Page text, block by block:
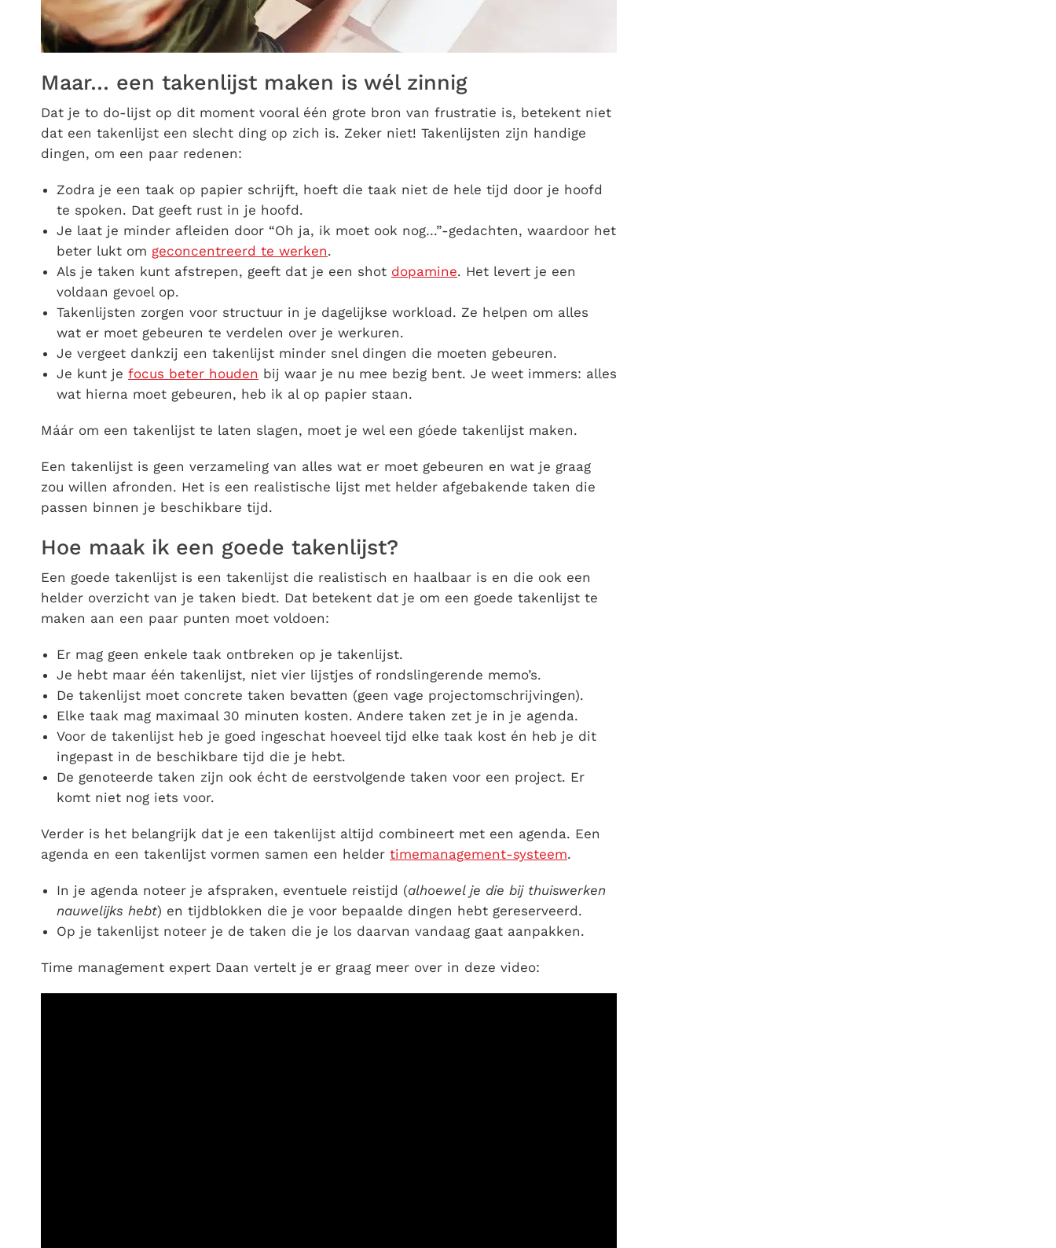
Maar… een takenlijst maken is wél zinnig
Dat je to do-lijst op dit moment vooral één grote bron van frustratie is, betekent niet
dat een takenlijst een slecht ding op zich is. Zeker niet! Takenlijsten zijn handige
dingen, om een paar redenen:
Zodra je een taak op papier schrijft, hoeft die taak niet de hele tijd door je hoofd
te spoken. Dat geeft rust in je hoofd.
Je laat je minder afleiden door “Oh ja, ik moet ook nog…”-gedachten, waardoor het
beter lukt om geconcentreerd te werken.
Als je taken kunt afstrepen, geeft dat je een shot dopamine. Het levert je een
voldaan gevoel op.
Takenlijsten zorgen voor structuur in je dagelijkse workload. Ze helpen om alles
wat er moet gebeuren te verdelen over je werkuren.
Je vergeet dankzij een takenlijst minder snel dingen die moeten gebeuren.
Je kunt je focus beter houden bij waar je nu mee bezig bent. Je weet immers: alles
wat hierna moet gebeuren, heb ik al op papier staan.
Máár om een takenlijst te laten slagen, moet je wel een góede takenlijst maken.
Een takenlijst is geen verzameling van alles wat er moet gebeuren en wat je graag
zou willen afronden. Het is een realistische lijst met helder afgebakende taken die
passen binnen je beschikbare tijd.
Hoe maak ik een goede takenlijst?
Een goede takenlijst is een takenlijst die realistisch en haalbaar is en die ook een
helder overzicht van je taken biedt. Dat betekent dat je om een goede takenlijst te
maken aan een paar punten moet voldoen:
Er mag geen enkele taak ontbreken op je takenlijst.
Je hebt maar één takenlijst, niet vier lijstjes of rondslingerende memo’s.
De takenlijst moet concrete taken bevatten (geen vage projectomschrijvingen).
Elke taak mag maximaal 30 minuten kosten. Andere taken zet je in je agenda.
Voor de takenlijst heb je goed ingeschat hoeveel tijd elke taak kost én heb je dit
ingepast in de beschikbare tijd die je hebt.
De genoteerde taken zijn ook écht de eerstvolgende taken voor een project. Er
komt niet nog iets voor.
Verder is het belangrijk dat je een takenlijst altijd combineert met een agenda. Een
agenda en een takenlijst vormen samen een helder timemanagement-systeem.
In je agenda noteer je afspraken, eventuele reistijd (alhoewel je die bij thuiswerken
nauwelijks hebt) en tijdblokken die je voor bepaalde dingen hebt gereserveerd.
Op je takenlijst noteer je de taken die je los daarvan vandaag gaat aanpakken.
Time management expert Daan vertelt je er graag meer over in deze video: